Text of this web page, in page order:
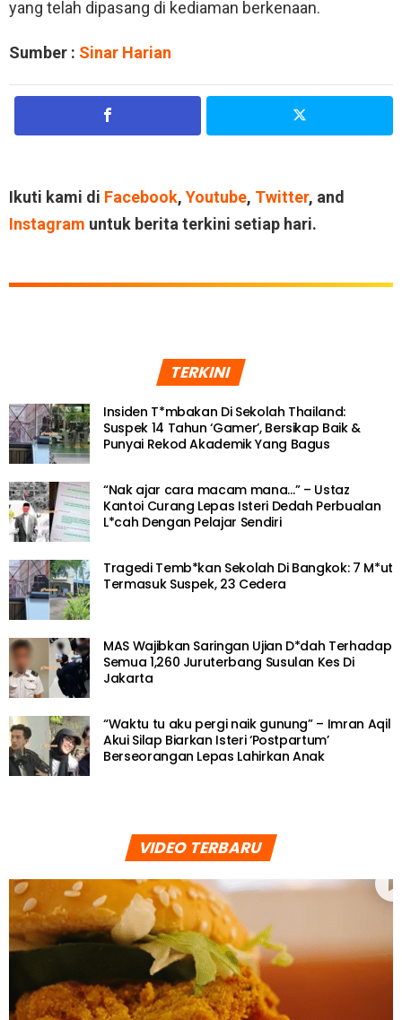
yang telah dipasang di kediaman berkenaan.
Sumber : Sinar Harian
Ikuti kami di Facebook, Youtube, Twitter, and
Instagram untuk berita terkini setiap hari.
TERKINI
Insiden T*mbakan Di Sekolah Thailand:
Suspek 14 Tahun ‘Gamer’, Bersikap Baik &
Punyai Rekod Akademik Yang Bagus
“Nak ajar cara macam mana…” – Ustaz
Kantoi Curang Lepas Isteri Dedah Perbualan
L*cah Dengan Pelajar Sendiri
Tragedi Temb*kan Sekolah Di Bangkok: 7 M*ut
Termasuk Suspek, 23 Cedera
MAS Wajibkan Saringan Ujian D*dah Terhadap
Semua 1,260 Juruterbang Susulan Kes Di
Jakarta
“Waktu tu aku pergi naik gunung” – Imran Aqil
Akui Silap Biarkan Isteri ‘Postpartum’
Berseorangan Lepas Lahirkan Anak
VIDEO TERBARU